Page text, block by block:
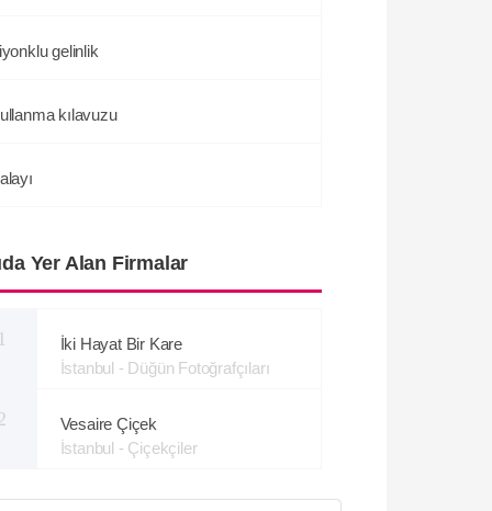
gelinlik
kılavuzu
Yer Alan Firmalar
1
İki Hayat Bir Kare
İstanbul - Düğün Fotoğrafçıları
Vesaire Çiçek
İstanbul - Çiçekçiler